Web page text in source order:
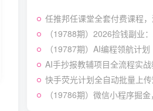
全流程
局短视频教学
授×标准化流
计×AI提示词×
件实战经验
15天前
5 短视频起号
全类目爆款剪
节奏规划复盘
18天前
任推邦任课堂全套付费课程，涵盖网盘拉新、短剧小说推广、多平台副业变现等热
（19788期）2026捡钱副业：AI写稿一单5张，免
（19787期）AI编程领航计划｜海外独立站实战｜多Agent一键建站｜站点开发测试｜冷启
AI手抄报教辅项目全流程实战教学，5分钟做的一套手抄报，卖了2000
快手荧光计划全自动批量上传短剧漫剧，每天
（19786期）微信小程序掘金，单日收益稳定300+，四种收入来